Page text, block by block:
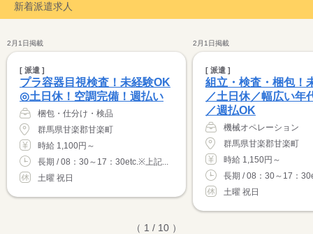
新着派遣求人
2月1日掲載
[ 派遣 ]
プラ容器目視検査！未経験OK
◎土日休！空調完備！週払い
梱包・仕分け・検品
群馬県甘楽郡甘楽町
時給 1,100円～
長期 / 08：30～17：30etc.※上記...
土曜 祝日
2月1日掲載
[ 派遣 ]
組立・検査・梱包！
／土日休／幅広い年
／週払OK
機械オペレーション
群馬県甘楽郡甘楽町
時給 1,150円～
長期 / 08：30～17：
土曜 祝日
（ 1 / 10 ）